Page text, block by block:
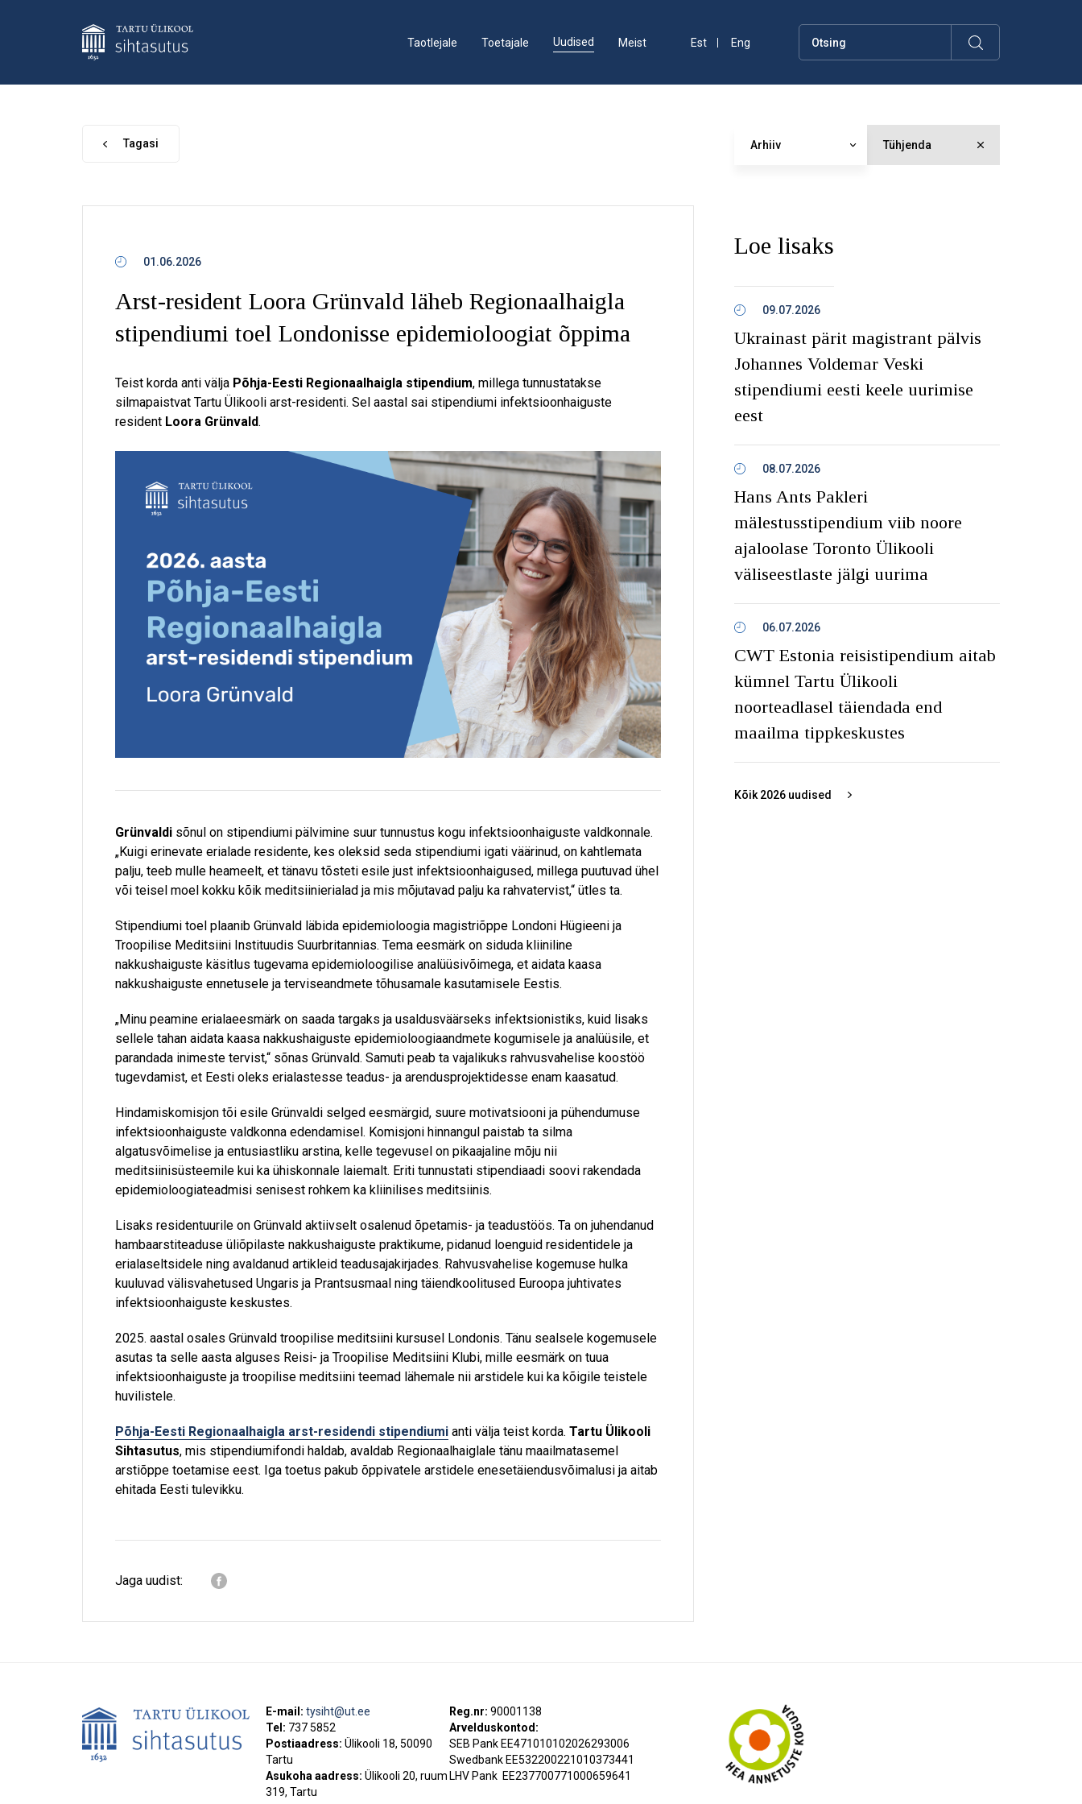
Est Eng
Taotlejale Toetajale Uudised Meist
Tagasi Arhiiv Tühjenda
01.06.2026
Arst-resident Loora Grünvald läheb Regionaalhaigla
stipendiumi toel Londonisse epidemioloogiat õppima
Teist korda anti välja Põhja-Eesti Regionaalhaigla stipendium, millega tunnustatakse
silmapaistvat Tartu Ülikooli arst-residenti. Sel aastal sai stipendiumi infektsioonhaiguste
resident Loora Grünvald.
Grünvaldi sõnul on stipendiumi pälvimine suur tunnustus kogu infektsioonhaiguste valdkonnale.
„Kuigi erinevate erialade residente, kes oleksid seda stipendiumi igati väärinud, on kahtlemata
palju, teeb mulle heameelt, et tänavu tõsteti esile just infektsioonhaigused, millega puutuvad ühel
või teisel moel kokku kõik meditsiinierialad ja mis mõjutavad palju ka rahvatervist,“ ütles ta.
Stipendiumi toel plaanib Grünvald läbida epidemioloogia magistriõppe Londoni Hügieeni ja
Troopilise Meditsiini Instituudis Suurbritannias. Tema eesmärk on siduda kliiniline
nakkushaiguste käsitlus tugevama epidemioloogilise analüüsivõimega, et aidata kaasa
nakkushaiguste ennetusele ja terviseandmete tõhusamale kasutamisele Eestis.
„Minu peamine erialaeesmärk on saada targaks ja usaldusväärseks infektsionistiks, kuid lisaks
sellele tahan aidata kaasa nakkushaiguste epidemioloogiaandmete kogumisele ja analüüsile, et
parandada inimeste tervist,“ sõnas Grünvald. Samuti peab ta vajalikuks rahvusvahelise koostöö
tugevdamist, et Eesti oleks erialastesse teadus- ja arendusprojektidesse enam kaasatud.
Hindamiskomisjon tõi esile Grünvaldi selged eesmärgid, suure motivatsiooni ja pühendumuse
infektsioonhaiguste valdkonna edendamisel. Komisjoni hinnangul paistab ta silma
algatusvõimelise ja entusiastliku arstina, kelle tegevusel on pikaajaline mõju nii
meditsiinisüsteemile kui ka ühiskonnale laiemalt. Eriti tunnustati stipendiaadi soovi rakendada
epidemioloogiateadmisi senisest rohkem ka kliinilises meditsiinis.
Lisaks residentuurile on Grünvald aktiivselt osalenud õpetamis- ja teadustöös. Ta on juhendanud
hambaarstiteaduse üliõpilaste nakkushaiguste praktikume, pidanud loenguid residentidele ja
erialaseltsidele ning avaldanud artikleid teadusajakirjades. Rahvusvahelise kogemuse hulka
kuuluvad välisvahetused Ungaris ja Prantsusmaal ning täiendkoolitused Euroopa juhtivates
infektsioonhaiguste keskustes.
2025. aastal osales Grünvald troopilise meditsiini kursusel Londonis. Tänu sealsele kogemusele
asutas ta selle aasta alguses Reisi- ja Troopilise Meditsiini Klubi, mille eesmärk on tuua
infektsioonhaiguste ja troopilise meditsiini teemad lähemale nii arstidele kui ka kõigile teistele
huvilistele.
Põhja-Eesti Regionaalhaigla arst-residendi stipendiumi anti välja teist korda. Tartu Ülikooli
Sihtasutus, mis stipendiumifondi haldab, avaldab Regionaalhaiglale tänu maailmatasemel
arstiõppe toetamise eest. Iga toetus pakub õppivatele arstidele enesetäiendusvõimalusi ja aitab
ehitada Eesti tulevikku.
Jaga uudist:
Loe lisaks
09.07.2026
Ukrainast pärit magistrant pälvis
Johannes Voldemar Veski
stipendiumi eesti keele uurimise
eest
08.07.2026
Hans Ants Pakleri
mälestusstipendium viib noore
ajaloolase Toronto Ülikooli
väliseestlaste jälgi uurima
06.07.2026
CWT Estonia reisistipendium aitab
kümnel Tartu Ülikooli
noorteadlasel täiendada end
maailma tippkeskustes
Kõik 2026 uudised
E-mail: tysiht@ut.ee
Tel: 737 5852
Postiaadress: Ülikooli 18, 50090
Tartu
Asukoha aadress: Ülikooli 20, ruum
319, Tartu
Reg.nr: 90001138
Arvelduskontod:
SEB Pank EE471010102026293006
Swedbank EE532200221010373441
LHV Pank EE237700771000659641